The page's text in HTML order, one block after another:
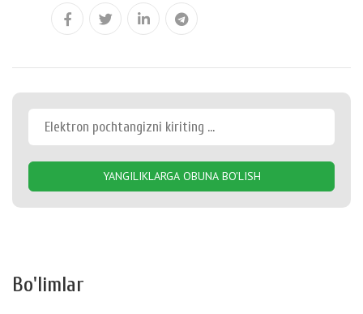
YANGILIKLARGA OBUNA BO'LISH
Bo'limlar